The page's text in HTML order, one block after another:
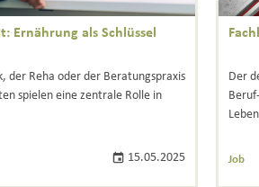
Ernährung als Schlüssel
der Reha oder der Beratungspraxis
spielen eine zentrale Rolle in
15.05.2025
Der
Job